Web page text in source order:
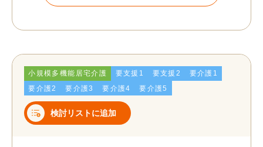
小規模多機能居宅介護 要支援1 要支援2
要介護1
要介護2
要介護3 要介護4 要介護5
検討リストに追加